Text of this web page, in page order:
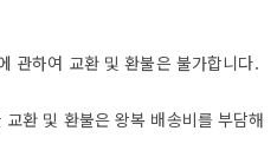
관하여 교환 및 환불은 불가합니다.
환 및 환불은 왕복 배송비를 부담해